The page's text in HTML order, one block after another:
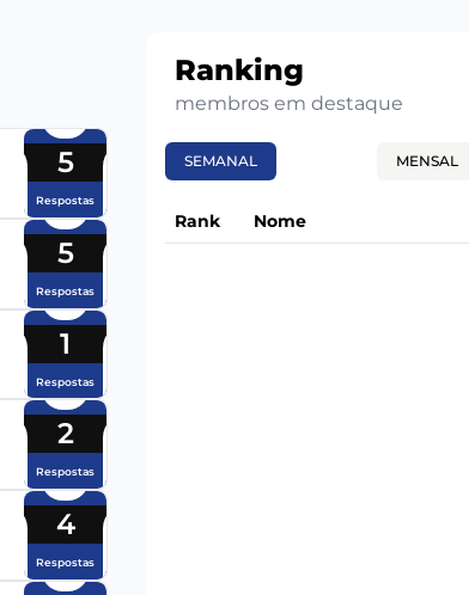
5
Respostas
5
Respostas
1
Respostas
2
Respostas
4
Respostas
Ranking
membros em destaque
SEMANAL MENSAL
Rank Nome